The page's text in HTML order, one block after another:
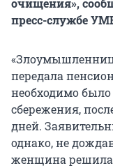
очищения»,
пресс-службе
передала
необходимо
сбережения,
дней.
однако, не
женщина решила